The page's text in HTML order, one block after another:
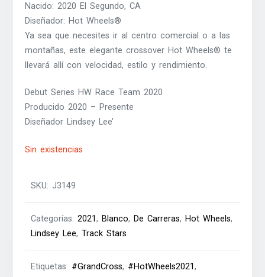
Nacido: 2020 El Segundo, CA
Diseñador: Hot Wheels®
Ya sea que necesites ir al centro comercial o a las
montañas, este elegante crossover Hot Wheels® te
llevará allí con velocidad, estilo y rendimiento.
Debut Series HW Race Team 2020
Producido 2020 – Presente
Diseñador Lindsey Lee’
Sin existencias
SKU:J3149
Categorías:2021,Blanco,De Carreras,Hot Wheels,
Lindsey Lee, Track Stars
Etiquetas: #GrandCross, #HotWheels2021,